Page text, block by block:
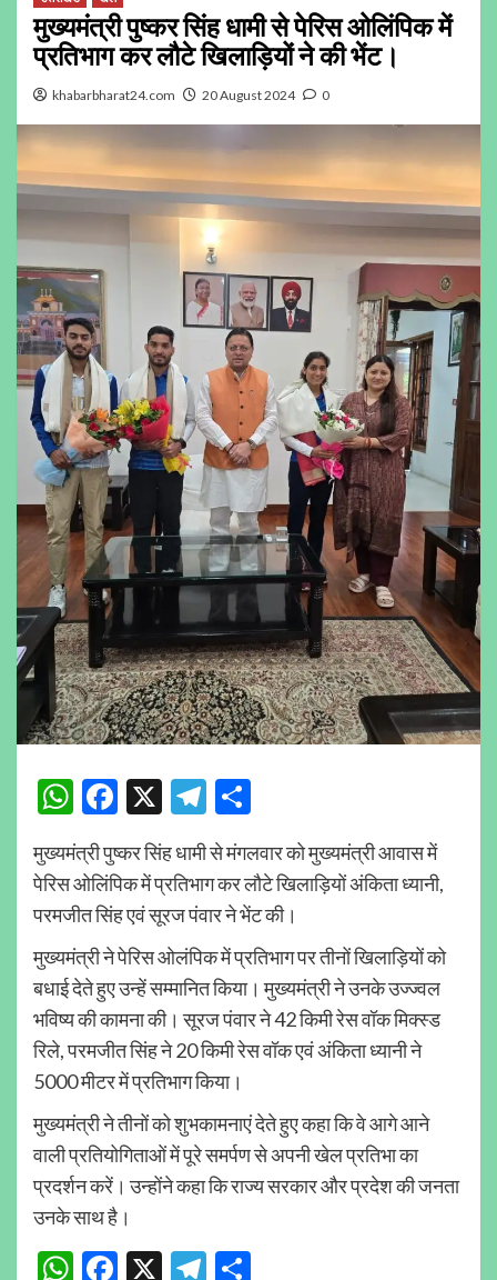
मुख्यमंत्री पुष्कर सिंह धामी से पेरिस ओलिंपिक में
प्रतिभाग कर लौटे खिलाड़ियों ने की भेंट।
khabarbharat24.com 20 August 2024 0
WhatsApp
Facebook
X Telegram
मुख्यमंत्री पुष्कर सिंह धामी से मंगलवार को मुख्यमंत्री आवास में
पेरिस ओलिंपिक में प्रतिभाग कर लौटे खिलाड़ियों अंकिता ध्यानी,
परमजीत सिंह एवं सूरज पंवार ने भेंट की।
मुख्यमंत्री ने पेरिस ओलंपिक में प्रतिभाग पर तीनों खिलाड़ियों को
बधाई देते हुए उन्हें सम्मानित किया। मुख्यमंत्री ने उनके उज्ज्वल
भविष्य की कामना की। सूरज पंवार ने 42 किमी रेस वॉक मिक्स्ड
रिले, परमजीत सिंह ने 20 किमी रेस वॉक एवं अंकिता ध्यानी ने
5000 मीटर में प्रतिभाग किया।
मुख्यमंत्री ने तीनों को शुभकामनाएं देते हुए कहा कि वे आगे आने
वाली प्रतियोगिताओं में पूरे समर्पण से अपनी खेल प्रतिभा का
प्रदर्शन करें। उन्होंने कहा कि राज्य सरकार और प्रदेश की जनता
उनके साथ है।
WhatsApp
Facebook
X Telegram